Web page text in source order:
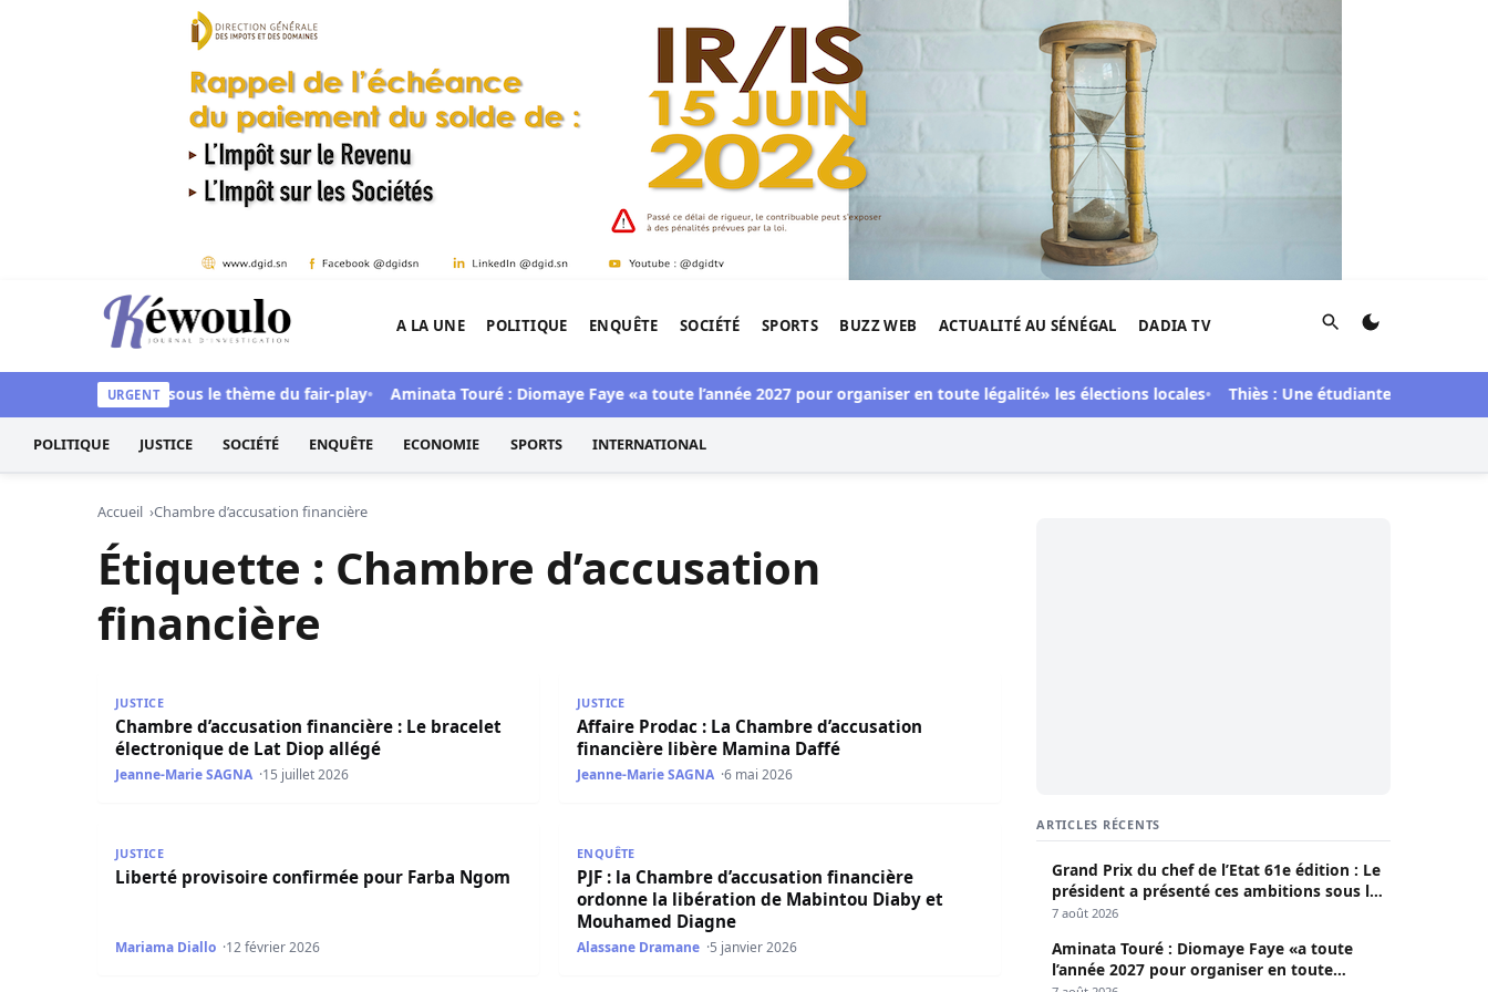
Aller au contenu
Kéwoulo, le premier site d'information et d'investigation de l'Afrique.
A LA UNE POLITIQUE ENQUÊTE SOCIÉTÉ SPORTS BUZZ WEB ACTUALITÉ AU SÉNÉGAL DADIA TV Rechercher
URGENT
ces ambitions sous le thème du fair-play Aminata Touré : Diomaye Faye «a toute l’année 2027 pour organiser en toute légalité» les élections locales Thiès : Une étudiante de 23 ans
POLITIQUE JUSTICE SOCIÉTÉ ENQUÊTE ECONOMIE SPORTS INTERNATIONAL
Accueil Chambre d’accusation financière
Étiquette : Chambre d’accusation
financière
JUSTICE
Chambre d’accusation financière : Le bracelet
électronique de Lat Diop allégé
Jeanne-Marie SAGNA 15 juillet 2026
JUSTICE
Affaire Prodac : La Chambre d’accusation
financière libère Mamina Daffé
Jeanne-Marie SAGNA 6 mai 2026
JUSTICE
Liberté provisoire confirmée pour Farba Ngom
Mariama Diallo 12 février 2026
PJF : la Chambre d’accusation financière ordonne la libération de Mabintou Diaby et Mouhamed Diagne
ENQUÊTE
PJF : la Chambre d’accusation financière
ordonne la libération de Mabintou Diaby et
Mouhamed Diagne
Alassane Dramane 5 janvier 2026
ARTICLES RÉCENTS
Grand Prix du chef de l’Etat 61e édition : Le
président a présenté ces ambitions sous le
thème du fair-play
7 août 2026
Aminata Touré : Diomaye Faye «a toute
l’année 2027 pour organiser en toute